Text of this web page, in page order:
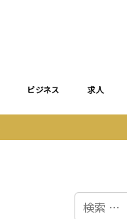
ビジネス 求人
検